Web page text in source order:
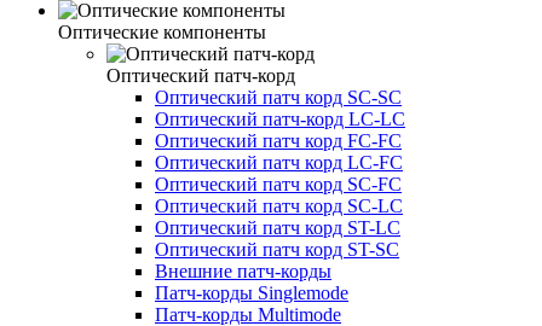
Оптические компоненты
Оптический патч-корд
Оптический патч корд SC-SC
Оптический патч-корд LC-LC
Оптический патч корд FC-FC
Оптический патч корд LC-FC
Оптический патч корд SC-FC
Оптический патч корд SC-LC
Оптический патч корд ST-LC
Оптический патч корд ST-SC
Внешние патч-корды
Патч-корды Singlemode
Патч-корды Multimode